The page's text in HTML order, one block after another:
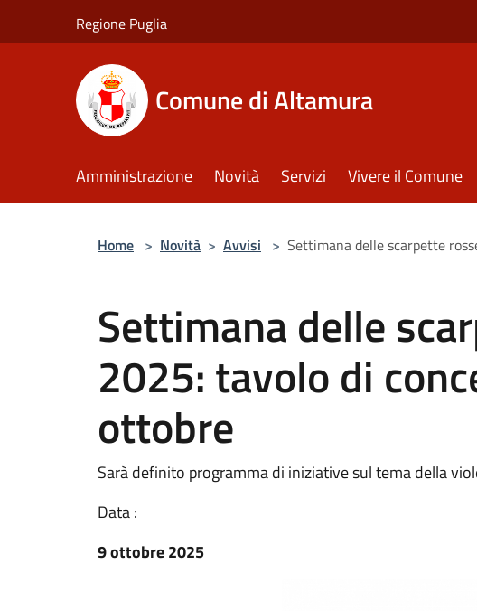
Regione Puglia
Comune di Altamura
Amministrazione Novità Servizi Vivere il Comune
Home > Novità > Avvisi > Settimana delle scarpette
Settimana delle
2025: tavolo di
ottobre
Sarà definito programma di iniziative sul tema della
Data :
9 ottobre 2025